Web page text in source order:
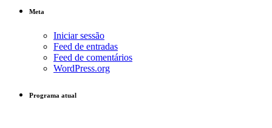
Meta
Iniciar sessão
Feed de entradas
Feed de comentários
WordPress.org
Programa atual